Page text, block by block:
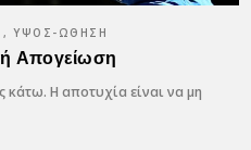
, ΎΨΟΣ-ΏΘΗΣΗ
Απογείωση
κάτω. Η αποτυχία είναι να μη